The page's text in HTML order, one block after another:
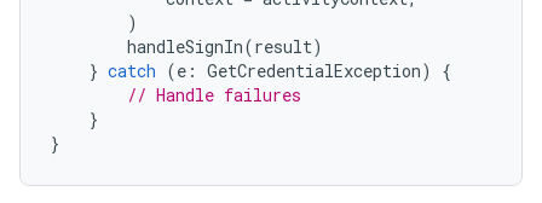
)
handleSignIn(result)
} catch (e : GetCredentialException)
{
// Handle failures
}
}